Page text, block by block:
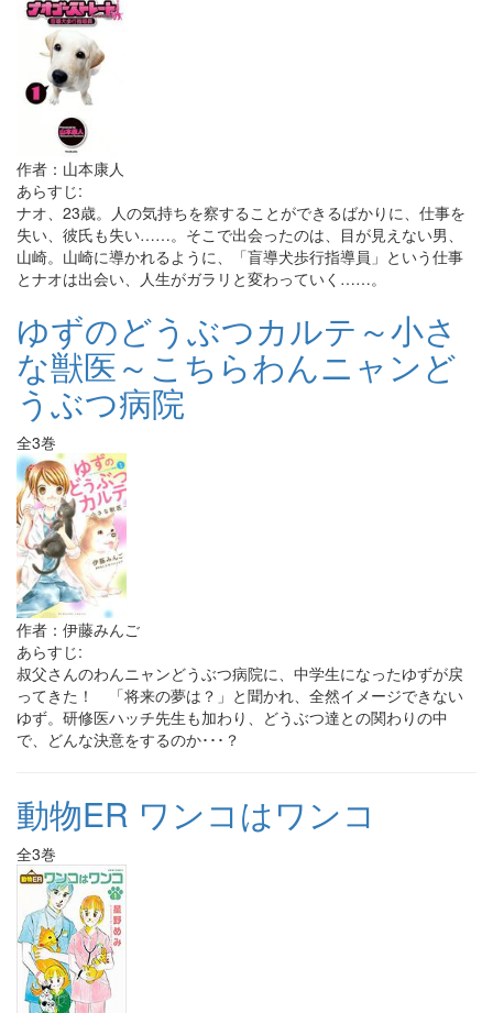
作者：山本康人
あらすじ:
ナオ、23歳。人の気持ちを察することができるばかりに、仕事を
失い、彼氏も失い……。そこで出会ったのは、目が見えない男、
山崎。山崎に導かれるように、「盲導犬歩行指導員」という仕事
とナオは出会い、人生がガラリと変わっていく……。
ゆずのどうぶつカルテ～小さ
な獣医～こちらわんニャンど
うぶつ病院
全3巻
作者：伊藤みんご
あらすじ:
叔父さんのわんニャンどうぶつ病院に、中学生になったゆずが戻
ってきた！ 「将来の夢は？」と聞かれ、全然イメージできない
ゆず。研修医ハッチ先生も加わり、どうぶつ達との関わりの中
で、どんな決意をするのか･･･？
動物ER ワンコはワンコ
全3巻